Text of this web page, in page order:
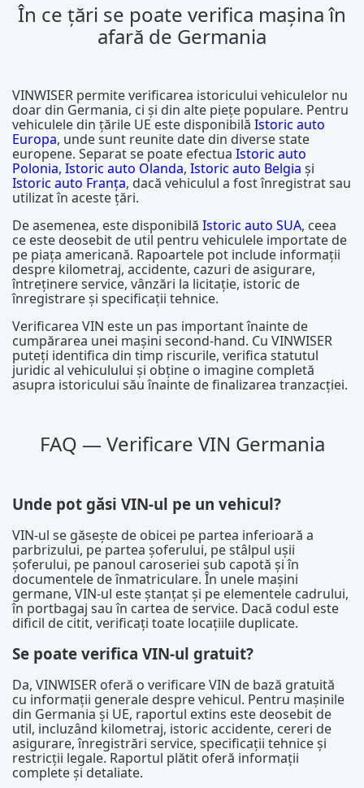
În ce țări se poate verifica mașina în
afară de Germania
VINWISER permite verificarea istoricului vehiculelor nu
doar din Germania, ci și din alte piețe populare. Pentru
vehiculele din țările UE este disponibilă Istoric auto
Europa, unde sunt reunite date din diverse state
europene. Separat se poate efectua Istoric auto
Polonia, Istoric auto Olanda, Istoric auto Belgia și
Istoric auto Franța, dacă vehiculul a fost înregistrat sau
utilizat în aceste țări.
De asemenea, este disponibilă Istoric auto SUA, ceea
ce este deosebit de util pentru vehiculele importate de
pe piața americană. Rapoartele pot include informații
despre kilometraj, accidente, cazuri de asigurare,
întreținere service, vânzări la licitație, istoric de
înregistrare și specificații tehnice.
Verificarea VIN este un pas important înainte de
cumpărarea unei mașini second-hand. Cu VINWISER
puteți identifica din timp riscurile, verifica statutul
juridic al vehiculului și obține o imagine completă
asupra istoricului său înainte de finalizarea tranzacției.
FAQ — Verificare VIN Germania
Unde pot găsi VIN-ul pe un vehicul?
VIN-ul se găsește de obicei pe partea inferioară a
parbrizului, pe partea șoferului, pe stâlpul ușii
șoferului, pe panoul caroseriei sub capotă și în
documentele de înmatriculare. În unele mașini
germane, VIN-ul este ștanțat și pe elementele cadrului,
în portbagaj sau în cartea de service. Dacă codul este
dificil de citit, verificați toate locațiile duplicate.
Se poate verifica VIN-ul gratuit?
Da, VINWISER oferă o verificare VIN de bază gratuită
cu informații generale despre vehicul. Pentru mașinile
din Germania și UE, raportul extins este deosebit de
util, incluzând kilometraj, istoric accidente, cereri de
asigurare, înregistrări service, specificații tehnice și
restricții legale. Raportul plătit oferă informații
complete și detaliate.